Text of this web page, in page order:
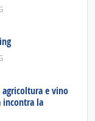
e vino
incontra la